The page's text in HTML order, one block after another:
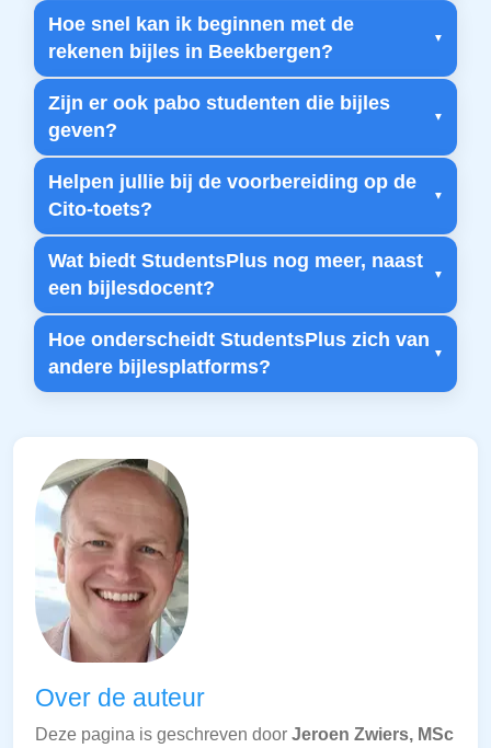
Hoe snel kan ik beginnen met de
rekenen bijles in Beekbergen?
Zijn er ook pabo studenten die bijles
geven?
Helpen jullie bij de voorbereiding op de
Cito-toets?
Wat biedt StudentsPlus nog meer, naast
een bijlesdocent?
Hoe onderscheidt StudentsPlus zich van
andere bijlesplatforms?
Over de auteur
Deze pagina is geschreven door Jeroen Zwiers, MSc